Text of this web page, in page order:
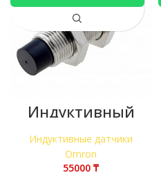
Индуктивный
датчик Omron
E2A-M12KN08-
M1-B1
Индуктивные датчики
Omron
₸